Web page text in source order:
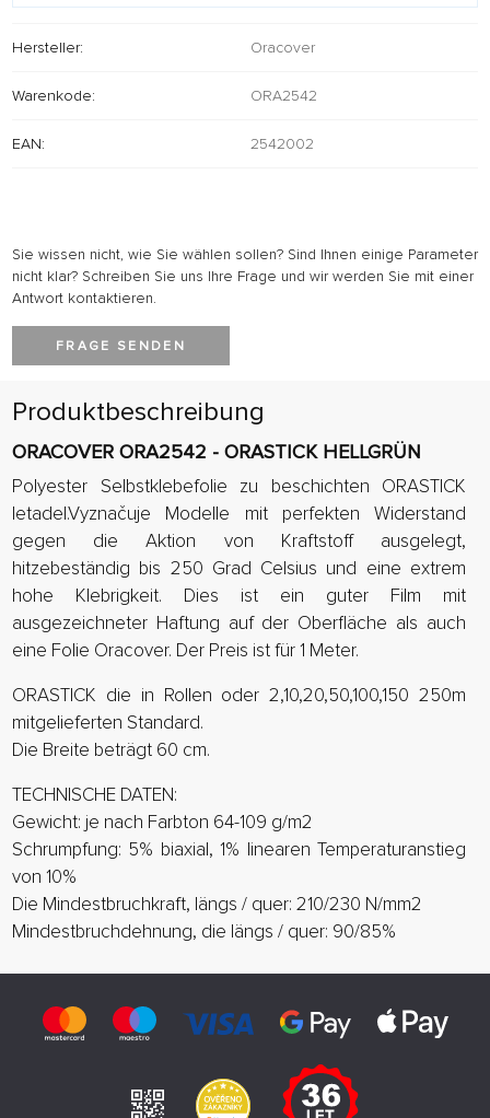
Hersteller: Oracover
Warenkode: ORA2542
EAN: 2542002
Sie wissen nicht, wie Sie wählen sollen? Sind Ihnen einige Parameter
nicht klar? Schreiben Sie uns Ihre Frage und wir werden Sie mit einer
Antwort kontaktieren.
FRAGE SENDEN
Produktbeschreibung
ORACOVER ORA2542 - ORASTICK HELLGRÜN
Polyester Selbstklebefolie zu beschichten ORASTICK
letadel.Vyznačuje Modelle mit perfekten Widerstand
gegen die Aktion von Kraftstoff ausgelegt,
hitzebeständig bis 250 Grad Celsius und eine extrem
hohe Klebrigkeit. Dies ist ein guter Film mit
ausgezeichneter Haftung auf der Oberfläche als auch
eine Folie Oracover. Der Preis ist für 1 Meter.
ORASTICK die in Rollen oder 2,10,20,50,100,150 250m
mitgelieferten Standard.
Die Breite beträgt 60 cm.
TECHNISCHE DATEN:
Gewicht: je nach Farbton 64-109 g/m2
Schrumpfung: 5% biaxial, 1% linearen Temperaturanstieg
von 10%
Die Mindestbruchkraft, längs / quer: 210/230 N/mm2
Mindestbruchdehnung, die längs / quer: 90/85%